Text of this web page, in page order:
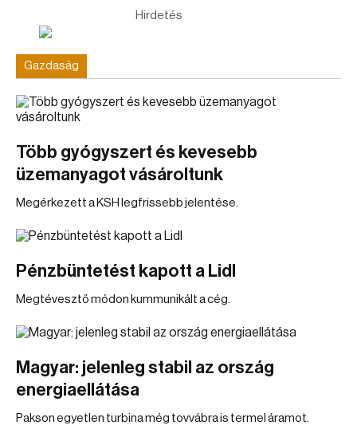
Hirdetés
Gazdaság
Több gyógyszert és kevesebb
üzemanyagot vásároltunk
Megérkezett a KSH legfrissebb jelentése.
Pénzbüntetést kapott a Lidl
Megtévesztő módon kummunikált a cég.
Magyar: jelenleg stabil az ország
energiaellátása
Pakson egyetlen turbina még tovvábra is termel áramot.